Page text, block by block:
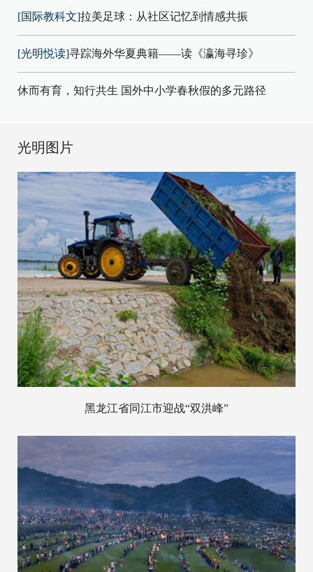
[国际教科文]拉美足球：从社区记忆到情感共振
[光明悦读]寻踪海外华夏典籍——读《瀛海寻珍》
休而有育，知行共生 国外中小学春秋假的多元路径
光明图片
黑龙江省同江市迎战“双洪峰”